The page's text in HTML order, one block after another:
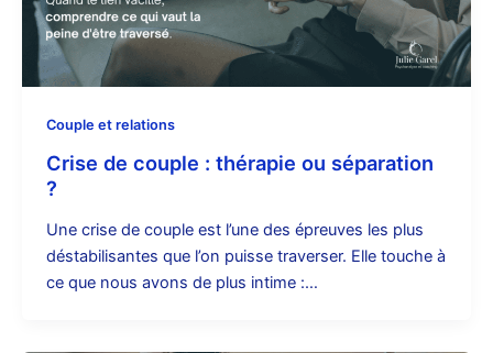
Couple et relations
Crise de couple : thérapie ou séparation
?
Une crise de couple est l’une des épreuves les plus
déstabilisantes que l’on puisse traverser. Elle touche à
ce que nous avons de plus intime :…